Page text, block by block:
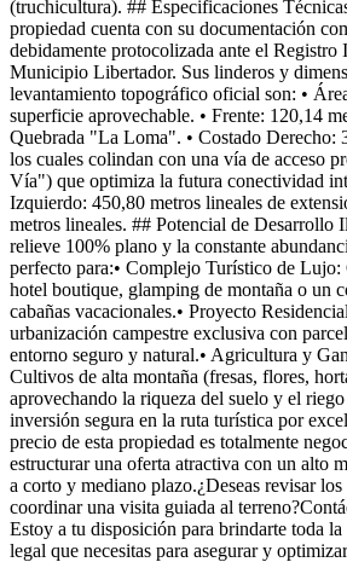
(truchicultura). ## Especificaciones
propiedad cuenta con su documentación
debidamente protocolizada ante el
Municipio Libertador. Sus linderos y
levantamiento topográfico oficial son: •
superficie aprovechable. • Frente: 120,14
Quebrada "La Loma". • Costado Derecho:
los cuales colindan con una vía de acceso
Vía") que optimiza la futura conectividad
Izquierdo: 450,80 metros lineales de
metros lineales. ## Potencial de Desarrollo
relieve 100% plano y la constante
perfecto para:• Complejo Turístico de Lujo:
hotel boutique, glamping de montaña o un
cabañas vacacionales.• Proyecto
urbanización campestre exclusiva con
entorno seguro y natural.• Agricultura y
Cultivos de alta montaña (fresas, flores,
aprovechando la riqueza del suelo y el
inversión segura en la ruta turística por
precio de esta propiedad es totalmente
estructurar una oferta atractiva con un alto
a corto y mediano plazo.¿Deseas revisar
coordinar una visita guiada al
Estoy a tu disposición para brindarte toda
legal que necesitas para asegurar y